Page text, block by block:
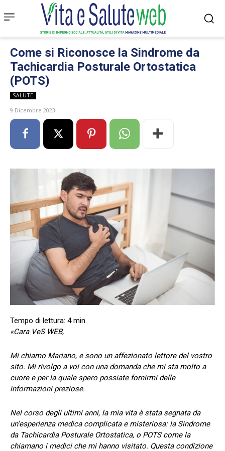
Come si Riconosce la Sindrome da
Tachicardia Posturale Ortostatica
(POTS)
SALUTE
9 Dicembre 2023
«Cara VeS WEB,
Mi chiamo Mariano, e sono un affezionato lettore del vostro
sito. Mi rivolgo a voi con una domanda che mi sta molto a
cuore e per la quale spero possiate fornirmi delle
informazioni preziose.
Nel corso degli ultimi anni, la mia vita è stata segnata da
un’esperienza medica complicata e misteriosa: la Sindrome
da Tachicardia Posturale Ortostatica, o POTS come la
chiamano i medici che mi hanno visitato. Questa condizione